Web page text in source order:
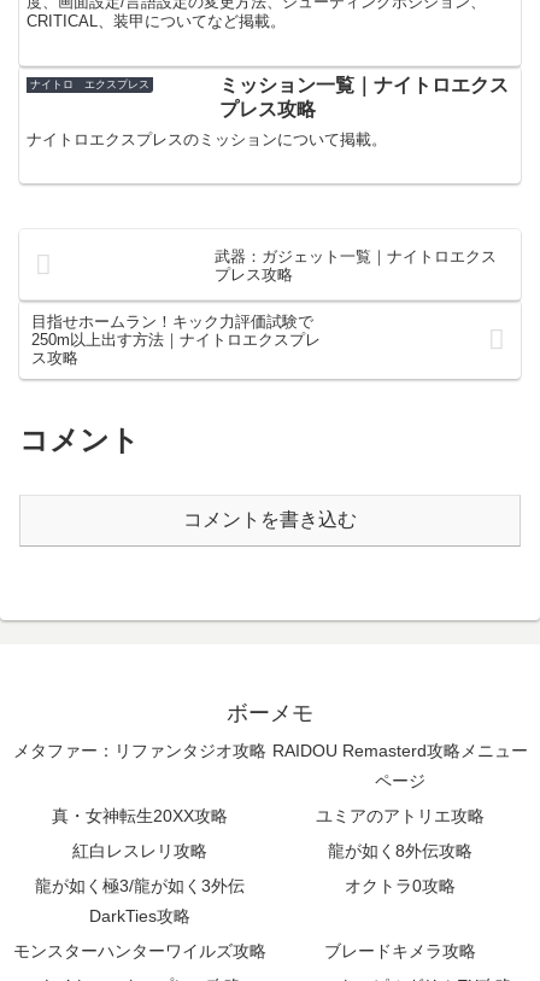
CRITICAL、装甲についてなど掲載。
ナイトロ エクスプレス
ミッション一覧｜ナイトロエクス
プレス攻略
ナイトロエクスプレスのミッションについて掲載。
武器：ガジェット一覧｜ナイトロエクス
プレス攻略
目指せホームラン！キック力評価試験で
250m以上出す方法｜ナイトロエクスプレ
ス攻略
コメント
コメントを書き込む
ボーメモ
メタファー：リファンタジオ攻略 RAIDOU Remasterd攻略メニュー
ページ
真・女神転生20XX攻略
ユミアのアトリエ攻略
紅白レスレリ攻略
龍が如く8外伝攻略
龍が如く極3/龍が如く3外伝
DarkTies攻略
オクトラ0攻略
モンスターハンターワイルズ攻略
ブレードキメラ攻略